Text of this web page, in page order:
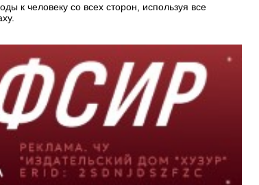
к человеку со всех сторон, используя все